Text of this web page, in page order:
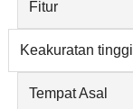
Fitur
Keakuratan
Tempat Asal